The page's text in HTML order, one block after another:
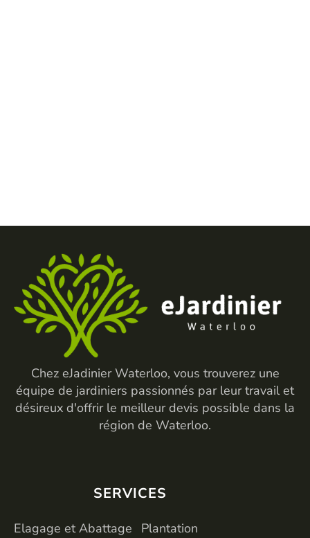
Chez eJadinier Waterloo, vous trouverez une
équipe de jardiniers passionnés par leur travail et
désireux d'offrir le meilleur devis possible dans la
région de Waterloo.
SERVICES
Elagage et Abattage
SERVICES
Plantation